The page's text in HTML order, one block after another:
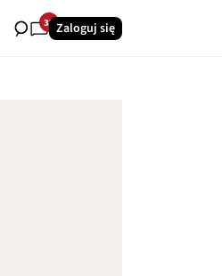
37Zaloguj się